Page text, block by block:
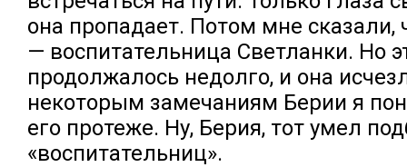
она пропадает. Потом мне сказали,
— воспитательница Светланки. Но
продолжалось недолго, и она
некоторым замечаниям Берии я
его протеже. Ну, Берия, тот умел
«воспитательниц».